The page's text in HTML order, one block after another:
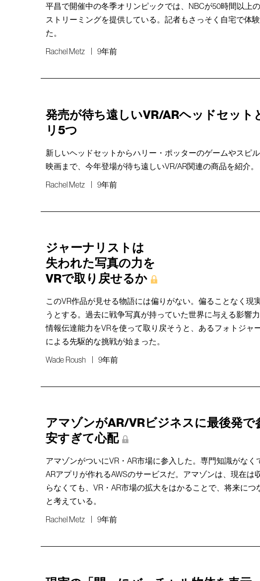
平昌で開催中の冬季オリンピックでは、NBCが50時間以上
ストリーミングを提供している。記者もさっそく自宅で体
た。
Rachel Metz 9年前
発売が待ち遠しいVR/ARヘッドセット
リ5つ
新しいヘッドセットからハリー・ポッターのゲームやスピ
映画まで、今年登場が待ち遠しいVR/AR関連の商品を紹介。
Rachel Metz 9年前
ジャーナリストは
失われた写真の力を
VRで取り戻せるか
このVR作品が見せる物語には偏りがない。偏ることなく現
うとする。過去に戦争写真が持っていた世界に与える影響
情報伝達能力をVRを使って取り戻そうと、あるフォトジャ
による先駆的な挑戦が始まった。
Wade Roush 9年前
アマゾンがAR/VRビジネスに最後発で
安すぎて心配
アマゾンがついにVR・AR市場に参入した。専門知識がなく
ARアプリが作れるAWSのサービスだ。アマゾンは、現在は
らなくても、VR・AR市場の拡大をはかることで、将来につ
と考えている。
Rachel Metz 9年前